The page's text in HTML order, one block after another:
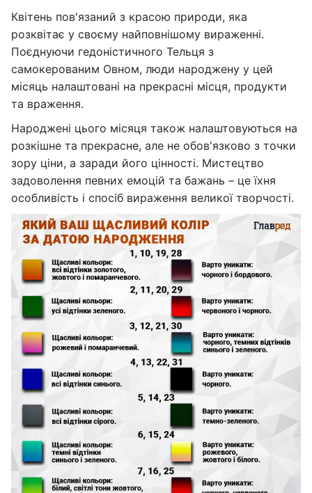
Квітень пов'язаний з красою природи, яка
розквітає у своєму найповнішому вираженні.
Поєднуючи гедоністичного Тельця з
самокерованим Овном, люди народжену у цей
місяць налаштовані на прекрасні місця, продукти
та враження.
Народжені цього місяця також налаштовуються на
розкішне та прекрасне, але не обов'язково з точки
зору ціни, а заради його цінності. Мистецтво
задоволення певних емоцій та бажань – це їхня
особливість і спосіб вираження великої творчості.